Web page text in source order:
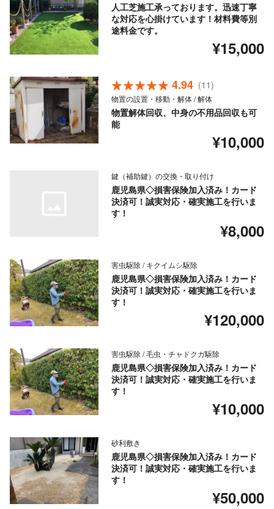
人工芝施工承っております。迅速丁寧
な対応を心掛けています！材料費等別
途料金です。
¥15,000
4.94 (11)
物置の設置・移動・解体 / 解体
物置解体回収、中身の不用品回収も可
能
¥10,000
鍵（補助鍵）の交換・取り付け
鹿児島県◇損害保険加入済み！カード
決済可！誠実対応・確実施工を行いま
す！
¥8,000
害虫駆除 / キクイムシ駆除
鹿児島県◇損害保険加入済み！カード
決済可！誠実対応・確実施工を行いま
す！
¥120,000
害虫駆除 / 毛虫・チャドクガ駆除
鹿児島県◇損害保険加入済み！カード
決済可！誠実対応・確実施工を行いま
す！
¥10,000
砂利敷き
鹿児島県◇損害保険加入済み！カード
決済可！誠実対応・確実施工を行いま
す！
¥50,000